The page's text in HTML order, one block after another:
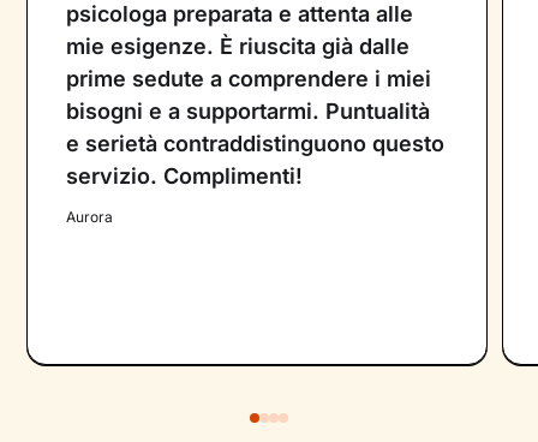
psicologa preparata e attenta alle
mie esigenze. È riuscita già dalle
prime sedute a comprendere i miei
bisogni e a supportarmi. Puntualità
e serietà contraddistinguono questo
servizio. Complimenti!
Aurora